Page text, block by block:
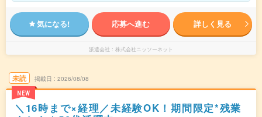
気になる! 応募へ進む 詳しく見る
派遣会社 株式会社ニッソーネット
未読
NEW
掲載日 2026/08/08
＼16時まで×経理／未経験OK！期間限定*残業